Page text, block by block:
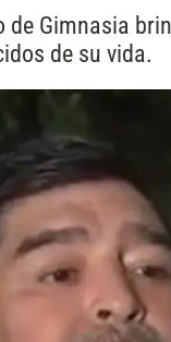
de Gimnasia
de su vida.